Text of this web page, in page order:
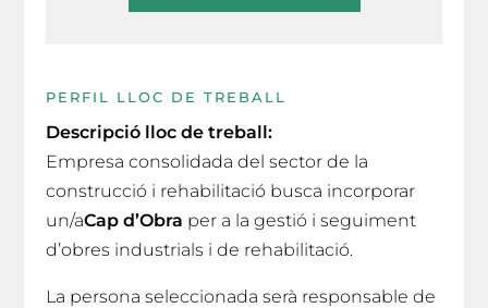
PERFIL LLOC DE TREBALL
Descripció lloc de treball:
Empresa consolidada del sector de la
construcció i rehabilitació busca incorporar
un/aCap d’Obra per a la gestió i seguiment
d’obres industrials i de rehabilitació.
La persona seleccionada serà responsable de